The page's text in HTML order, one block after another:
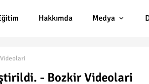
Hakkımda Medya
- Bozkir Videolari